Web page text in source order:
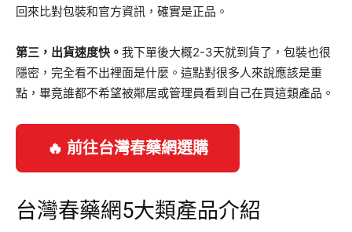
回來比對包裝和官方資訊，確實是正品。
第三，出貨速度快。 我下單後大概2-3天就到貨了，包裝也很
隱密，完全看不出裡面是什麼。這點對很多人來說應該是重
點，畢竟誰都不希望被鄰居或管理員看到自己在買這類產品。
🔥 前往台灣春藥網選購
台灣春藥網5大類產品介紹